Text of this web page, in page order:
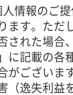
情報のご
ます。ただ
された場合
に記載の各
がございま
（逸失利益